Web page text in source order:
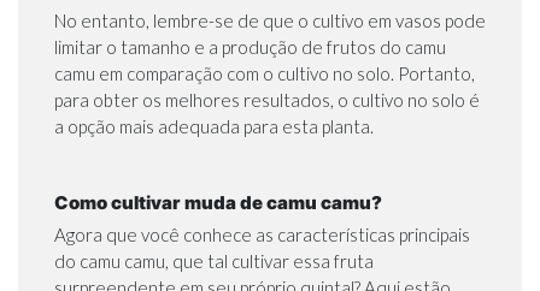
No entanto, lembre-se de que o cultivo em vasos pode
limitar o tamanho e a produção de frutos do camu
camu em comparação com o cultivo no solo. Portanto,
para obter os melhores resultados, o cultivo no solo é
a opção mais adequada para esta planta.
Como cultivar muda de camu camu?
Agora que você conhece as características principais
do camu camu, que tal cultivar essa fruta